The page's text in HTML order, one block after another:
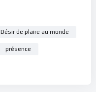
Désir de plaire au monde
présence